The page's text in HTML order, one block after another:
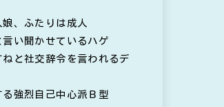
、ふたりは成人
い聞かせているハゲ
と社交辞令を言われるデ
強烈自己中心派Ｂ型